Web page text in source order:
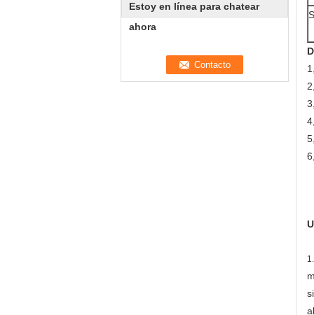
Estoy en línea para chatear
ahora
1.